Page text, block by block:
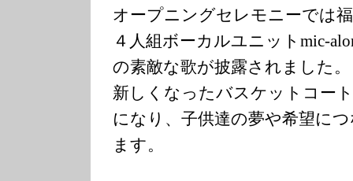
オープニングセレモニーでは
４人組ボーカルユニットmic-
の素敵な歌が披露されました。
新しくなったバスケットコー
になり、子供達の夢や希望に
ます。